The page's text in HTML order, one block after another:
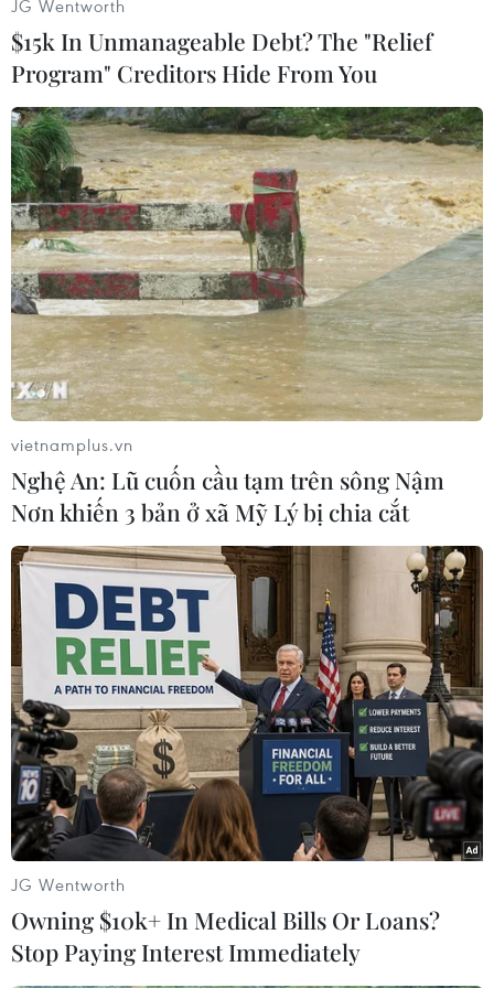
Lâm Tùng (Vietnam+)
#Ấn Độ #D.C.Design
#Tata Nano
Theo dõi VietnamPlus
TIN CÙNG CHUYÊN MỤC
Xe điện Trung Quốc mở rộng
cuộc đua công nghệ ra Đông Nam Á
JG Wentworth
$15k In Unmanageable Debt? The "Relief
Program" Creditors Hide From You
vietnamplus.vn
Nghệ An: Lũ cuốn cầu tạm trên sông Nậm
Nơn khiến 3 bản ở xã Mỹ Lý bị chia cắt
JG Wentworth
Owning $10k+ In Medical Bills Or Loans?
Stop Paying Interest Immediately